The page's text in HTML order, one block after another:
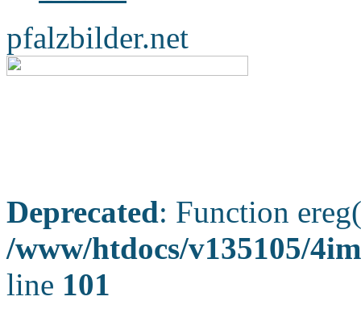
pfalzbilder.net
Deprecated: Function
/www/htdocs/v135105/
line 101